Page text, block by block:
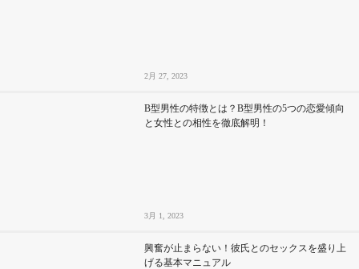
2月 27, 2023
B型男性の特徴とは？B型男性の5つの恋愛傾向
と女性との相性を徹底解明！
3月 1, 2023
興奮が止まらない！彼氏とのセックスを盛り上
げる基本マニュアル